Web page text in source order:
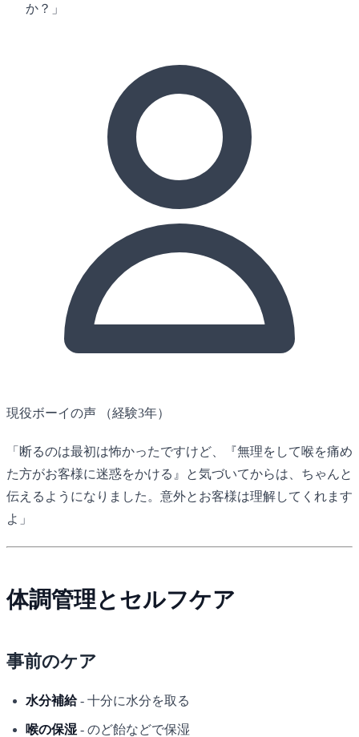
か？」
現役ボーイの声 （経験3年）
「断るのは最初は怖かったですけど、『無理をして喉を痛め
た方がお客様に迷惑をかける』と気づいてからは、ちゃんと
伝えるようになりました。意外とお客様は理解してくれます
よ」
体調管理とセルフケア
事前のケア
水分補給- 十分に水分を取る
喉の保湿 - のど飴などで保湿